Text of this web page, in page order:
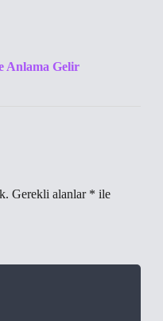
Anlama Gelir
Gerekli alanlar * ile